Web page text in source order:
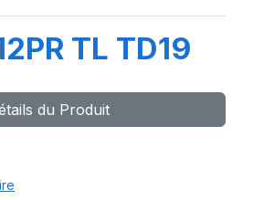
TL TD19
du Produit